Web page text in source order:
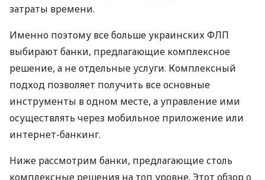
затраты времени.
Именно поэтому все больше украинских ФЛП
выбирают банки, предлагающие комплексное
решение, а не отдельные услуги. Комплексный
подход позволяет получить все основные
инструменты в одном месте, а управление ими
осуществлять через мобильное приложение или
интернет-банкинг.
Ниже рассмотрим банки, предлагающие столь
комплексные решения на топ уровне. Этот обзор о